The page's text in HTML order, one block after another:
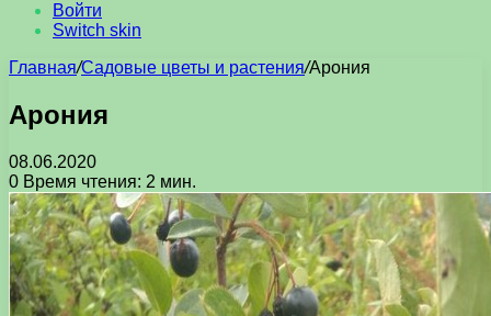
Войти
Switch skin
Главная/Садовые цветы и растения/Арония
Арония
08.06.2020
0 Время чтения: 2 мин.